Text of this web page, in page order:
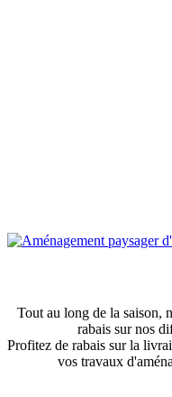
Tout au long de la saison,
rabais sur nos
Profitez de rabais sur la
vos travaux